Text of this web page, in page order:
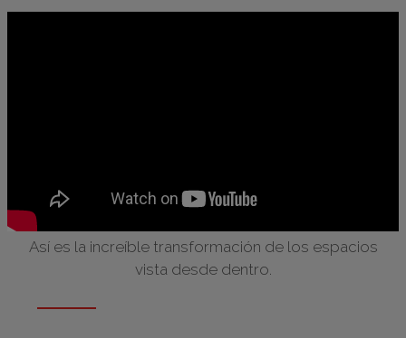
Así es la increíble transformación de los espacios
vista desde dentro.